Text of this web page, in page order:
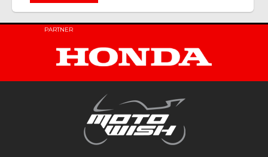
PARTNER